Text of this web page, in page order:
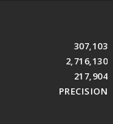
307,103
2,716,130
217,904
PRECISION